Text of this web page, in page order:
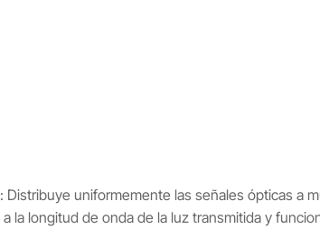
uniformemente las señales ópticas a
la longitud de onda de la luz transmitida y